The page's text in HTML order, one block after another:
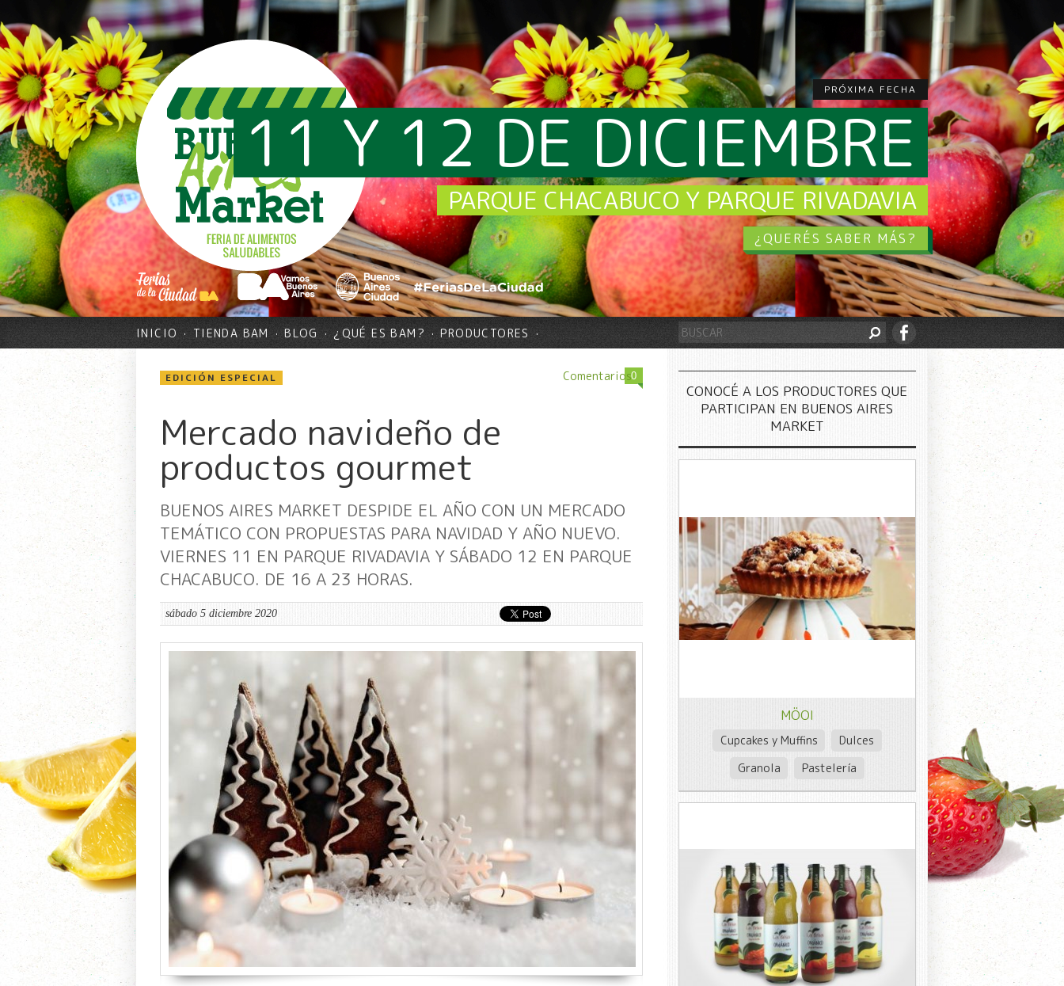
PRÓXIMA FECHA
11 Y 12 DE DICIEMBRE
PARQUE CHACABUCO Y PARQUE RIVADAVIA
¿QUERÉS SABER MÁS?
INICIO TIENDA BAM BLOG ¿QUÉ ES BAM? PRODUCTORES
Comentarios0
EDICIÓN ESPECIAL
Mercado navideño de
productos gourmet
BUENOS AIRES MARKET DESPIDE EL AÑO CON UN MERCADO
TEMÁTICO CON PROPUESTAS PARA NAVIDAD Y AÑO NUEVO.
VIERNES 11 EN PARQUE RIVADAVIA Y SÁBADO 12 EN PARQUE
CHACABUCO. DE 16 A 23 HORAS.
sábado 5 diciembre 2020
CONOCÉ A LOS PRODUCTORES QUE
PARTICIPAN EN BUENOS AIRES
MARKET
MÖOI
Cupcakes y Muffins
Dulces
Granola
Pastelería